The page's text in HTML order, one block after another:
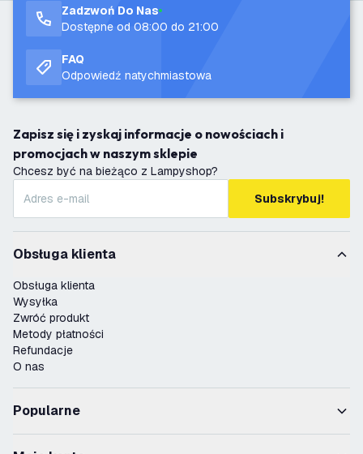
Zadzwoń Do Nas
Dostępne od 08:00 do 21:00
FAQ
Odpowiedź natychmiastowa
Zapisz się i zyskaj informacje o nowościach i
promocjach w naszym sklepie
Chcesz być na bieżąco z Lampyshop?
Subskrybuj!
Obsługa klienta
Obsługa klienta
Wysyłka
Zwróć produkt
Metody płatności
Refundacje
O nas
Popularne